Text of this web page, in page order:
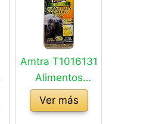
Amtra T1016131
Alimentos
Naturales
Grassland T -
Ver más